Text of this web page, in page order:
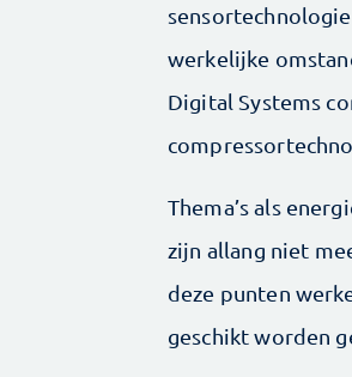
werkelijke
Digital Systems
Thema’s als
zijn allang niet
deze punten
geschikt worden